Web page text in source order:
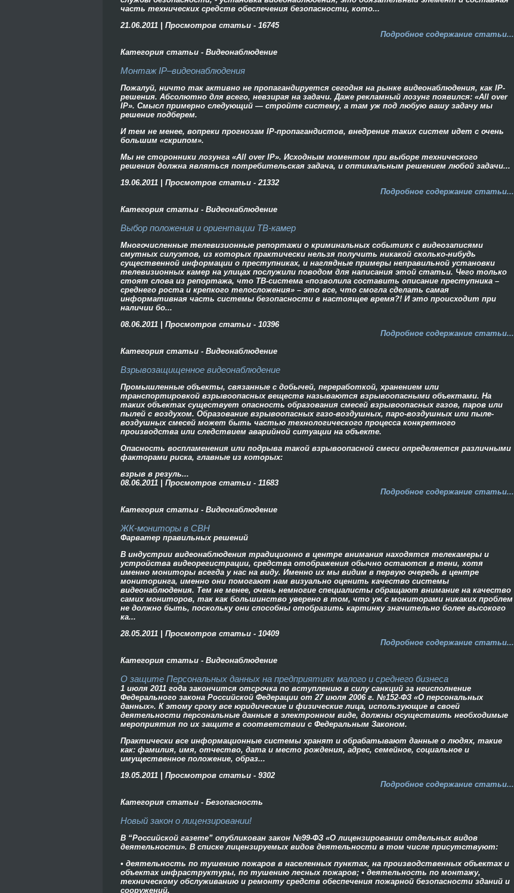
часть технических средств обеспечения безопасности, кото...
21.06.2011 | Просмотров статьи - 16745
Подробное содержание статьи...
Категория статьи - Видеонаблюдение
Монтаж IP–видеонаблюдения
Пожалуй, ничто так активно не пропагандируется сегодня на рынке видеонаблюдения, как IP-
решения. Абсолютно для всего, невзирая на задачи. Даже рекламный лозунг появился: «All over
IP». Смысл примерно следующий — стройте систему, а там уж под любую вашу задачу мы
решение подберем.
И тем не менее, вопреки прогнозам IP-пропагандистов, внедрение таких систем идет с очень
большим «скрипом».
Мы не сторонники лозунга «All over IP». Исходным момен­том при выборе технического
решения должна являться потребительская задача, и оптимальным решением любой задачи...
19.06.2011 | Просмотров статьи - 21332
Подробное содержание статьи...
Категория статьи - Видеонаблюдение
Выбор положения и ориентации TВ-камер
Многочисленные телевизионные репортажи о криминальных событиях с видеозаписями
смутных силуэтов, из которых практически нельзя получить никакой сколько-нибудь
существенной информации о преступниках, и наглядные примеры неправильной установки
телевизионных камер на улицах послужили поводом для написания этой статьи. Чего только
стоят слова из репортажа, что ТВ-система «позволила составить описание преступника –
среднего роста и крепкого телосложения» – это все, что смогла сделать самая
информативная часть системы безопасности в настоящее время?! И это происходит при
наличии бо...
08.06.2011 | Просмотров статьи - 10396
Подробное содержание статьи...
Категория статьи - Видеонаблюдение
Взрывозащищенное видеонаблюдение
Промышленные объекты, связанные с добычей, переработкой, хранением или
транспортировкой взрывоопасных веществ называются взрывоопасными объектами. На
таких объектах существует опасность образования смесей взрывоопасных газов, паров или
пылей с воздухом. Образование взрывоопасных газо-воздушных, паро-воздушных или пыле-
воздушных смесей может быть частью технологического процесса конкретного
производства или следствием аварийной ситуации на объекте.
Опасность воспламенения или подрыва такой взрывоопасной смеси определяется различными
факторами риска, главные из которых:
взрыв в резуль...
08.06.2011 | Просмотров статьи - 11683
Подробное содержание статьи...
Категория статьи - Видеонаблюдение
ЖК-мониторы в СВН
Фарватер правильных решений
В индустрии видеонаблюдения традиционно в центре внимания находятся телекамеры и
устройства видеорегистрации, средства отображения обычно остаются в тени, хотя
именно мониторы всегда у нас на виду. Именно их мы видим в первую очередь в центре
мониторинга, именно они помогают нам визуально оценить качество системы
видеонаблюдения. Тем не менее, очень немногие специалисты обращают внимание на качество
самих мониторов, так как большинство уверено в том, что уж с мониторами никаких проблем
не должно быть, поскольку они способны отобразить картинку значительно более высокого
ка...
28.05.2011 | Просмотров статьи - 10409
Подробное содержание статьи...
Категория статьи - Видеонаблюдение
О защите Персональных данных на предприятиях малого и среднего бизнеса
1 июля 2011 года закончится отсрочка по вступлению в силу санкций за неисполнение
Федерального закона Российской Федерации от 27 июля 2006 г. №152-ФЗ «О персональных
данных». К этому сроку все юридические и физические лица, использующие в своей
деятельности персональные данные в электронном виде, должны осуществить необходимые
мероприятия по их защите в соответствии с Федеральным Законом.
Практически все информационные системы хранят и обрабатывают данные о людях, такие
как: фамилия, имя, отчество, дата и место рождения, адрес, семейное, социальное и
имущественное положение, образ...
19.05.2011 | Просмотров статьи - 9302
Подробное содержание статьи...
Категория статьи - Безопасность
Новый закон о лицензировании!
В “Российской газете” опубликован закон №99-ФЗ «О лицензировании отдельных видов
деятельности». В списке лицензируемых видов деятельности в том числе присутствуют:
• деятельность по тушению пожаров в населенных пунктах, на производственных объектах и
объектах инфраструктуры, по тушению лесных пожаров; • деятельность по монтажу,
техническому обслуживанию и ремонту средств обеспечения пожарной безопасности зданий и
сооружений.